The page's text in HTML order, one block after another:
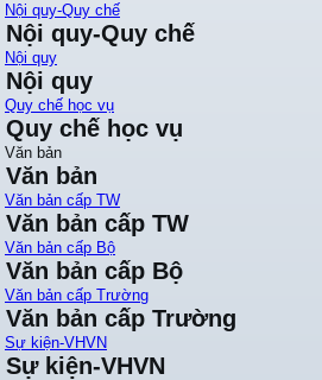
Nội quy-Quy chế
Nội quy-Quy chế
Nội quy
Nội quy
Quy chế học vụ
Quy chế học vụ
Văn bản
Văn bản
Văn bản cấp TW
Văn bản cấp TW
Văn bản cấp Bộ
Văn bản cấp Bộ
Văn bản cấp Trường
Văn bản cấp Trường
Sự kiện-VHVN
Sự kiện-VHVN